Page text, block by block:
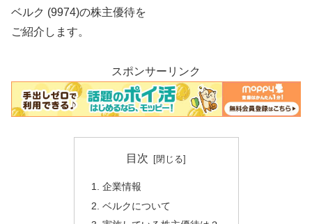
ベルク (9974)の株主優待を
ご紹介します。
スポンサーリンク
目次
企業情報
ベルクについて